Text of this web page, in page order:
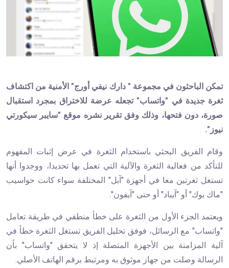
تمكن الباحثون في مجموعة " دارك نيفي أورج" الأمنية من اكتشاف
ثغرة جديدة في "واتساب" تجعله عرضة للاختراق بمجرد استقبال
صورة، دون فتحها، وذلك وفق تقرير نشره موقع "سايبر سيكورتي
نيوز".
وقام الفريق البحثي باستخدام الثغرة في عرض إثبات المفهوم
للتأكد من فعالية الثغرة والآلية التي تعمل بها تحديدا، ووجدوا أنها
تستغل ثغرتين معا في أجهزة "آبل" المختلفة سواء كانت حواسيب
"ماك بوك" أو "آيباد" أو حتى "آيفون".
ويعتمد الجزء الأول من الثغرة على خطأ منطقي في طريقة تعامل
"واتساب" مع الرسائل، فوفق تحليل الفريق تستغل الثغرة خطأ في
آلية المزامنة بين الأجهزة المتصلة إذ لا يتحقق "واتساب" بأن
الرسالة وصلت من جهاز موثوق به ومرتبط برقم الهاتف الأصلي.